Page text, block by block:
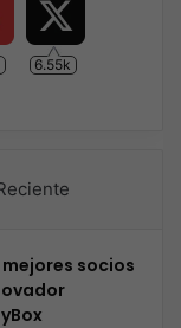
6.55k
socios